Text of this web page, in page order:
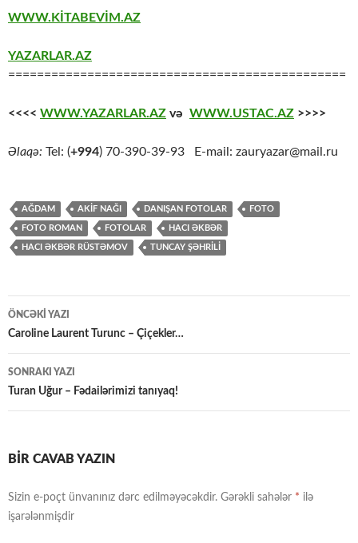
WWW.KİTABEVİM.AZ
YAZARLAR.AZ
===============================================
<<<< WWW.YAZARLAR.AZ və WWW.USTAC.AZ >>>>
Əlaqə: Tel: (+994) 70-390-39-93 E-mail: zauryazar@mail.ru
AĞDAM AKIF NAĞI DANIŞAN FOTOLAR FOTO
FOTO ROMAN FOTOLAR HACI ƏKBƏR
HACI ƏKBƏR RÜSTƏMOV TUNCAY ŞƏHRİLİ
Yazılar
üzrə
naviqasiya
ÖNCƏKI YAZI
Caroline Laurent Turunc – Çiçekler…
SONRAKI YAZI
Turan Uğur – Fədailərimizi tanıyaq!
BIR CAVAB YAZIN
Sizin e-poçt ünvanınız dərc edilməyəcəkdir. Gərəkli sahələr * ilə
işarələnmişdir